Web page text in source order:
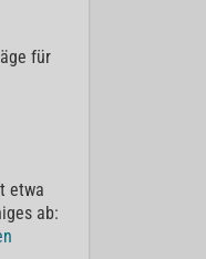
für
etwa
ab: